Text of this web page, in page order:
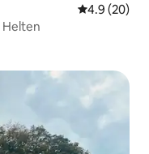
คะแนนเฉลี่ย
4.9 (20)
Helten